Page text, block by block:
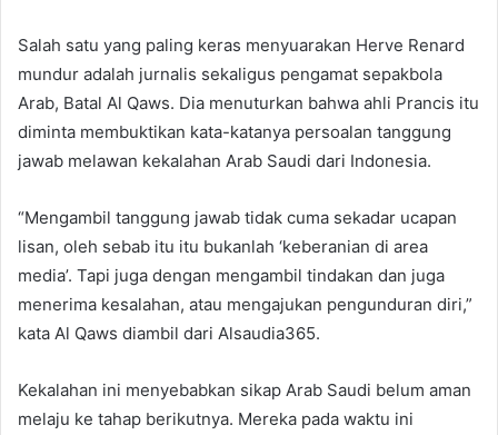
Salah satu yang paling keras menyuarakan Herve Renard
mundur adalah jurnalis sekaligus pengamat sepakbola
Arab, Batal Al Qaws. Dia menuturkan bahwa ahli Prancis itu
diminta membuktikan kata-katanya persoalan tanggung
jawab melawan kekalahan Arab Saudi dari Indonesia.
“Mengambil tanggung jawab tidak cuma sekadar ucapan
lisan, oleh sebab itu itu bukanlah ‘keberanian di area
media’. Tapi juga dengan mengambil tindakan dan juga
menerima kesalahan, atau mengajukan pengunduran diri,”
kata Al Qaws diambil dari Alsaudia365.
Kekalahan ini menyebabkan sikap Arab Saudi belum aman
melaju ke tahap berikutnya. Mereka pada waktu ini